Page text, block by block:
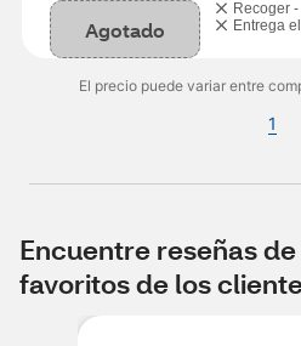
Agotado
Recoger -
Entrega
El precio puede variar entre
1
Encuentre reseñas
favoritos de los